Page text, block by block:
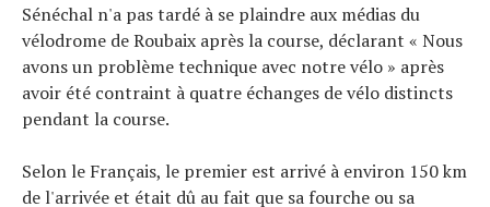
Sénéchal n'a pas tardé à se plaindre aux médias du
vélodrome de Roubaix après la course, déclarant « Nous
avons un problème technique avec notre vélo » après
avoir été contraint à quatre échanges de vélo distincts
pendant la course.
Selon le Français, le premier est arrivé à environ 150 km
de l'arrivée et était dû au fait que sa fourche ou sa